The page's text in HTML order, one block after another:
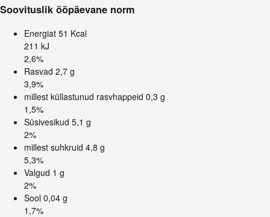
Soovituslik ööpäevane norm
Energiat 51 Kcal
211 kJ
2,6%
Rasvad 2,7 g
3,9%
millest küllastunud rasvhappeid 0,3 g
1,5%
Süsivesikud 5,1 g
2%
millest suhkruid 4,8 g
5,3%
Valgud 1 g
2%
Sool 0,04 g
1,7%